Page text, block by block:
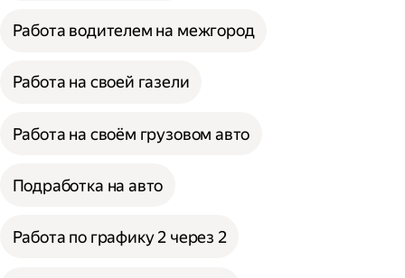
Работа водителем на межгород
Работа на своей газели
Работа на своём грузовом авто
Подработка на авто
Работа по графику 2 через 2